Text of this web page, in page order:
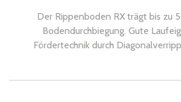
Der Rippenboden RX trägt bis zu
Bodendurchbiegung. Gute
Fördertechnik durch